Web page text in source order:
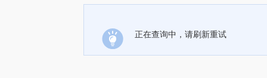
正在查询中，请刷新重试